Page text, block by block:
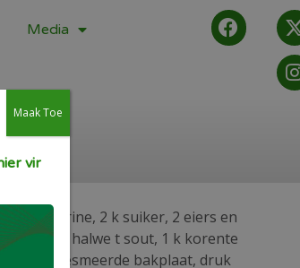
Media
margarine, 2 k suiker, 2 eiers en
halwe t sout, 1 k korente
op gesmeerde bakplaat, druk
vir
Maak Toe